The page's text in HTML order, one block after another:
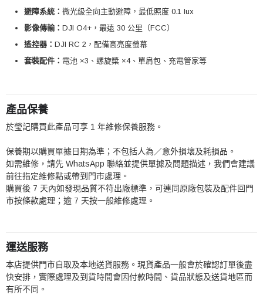
避障系統：微光級全向主動避障，最低照度 0.1 lux
影像傳輸：DJI O4+，最遠 30 公里（FCC）
遙控器：DJI RC 2，配備高亮度螢幕
套裝配件： 電池 ×3、螺旋槳 ×4、單肩包、充電管家等
產品保養
於瑩記購買此產品可享 1 年維修保養服務。
保養期以購買單據日期為準；不包括人為／意外損壞及耗損品。
如需維修，請先 WhatsApp 聯絡並提供單據及問題描述，我們會建議
前往指定維修點或帶到門市處理。
購買後 7 天內如發現品質不符出廠標準，可連同原廠包裝及配件回門
市按條款處理；逾 7 天按一般維修處理。
運送服務
本店提供門市自取及本地送貨服務。現貨產品一般會於確認訂單後盡
快安排，實際處理及到貨時間會因付款時間、貨品狀態及送貨地區而
有所不同。